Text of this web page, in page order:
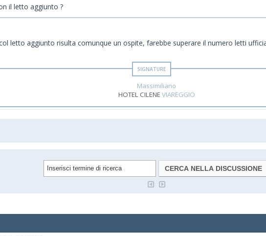
il letto aggiunto ?
letto aggiunto risulta comunque un ospite, farebbe superare il numero letti
Massimiliano
HOTEL CILENEVIAREGGIO